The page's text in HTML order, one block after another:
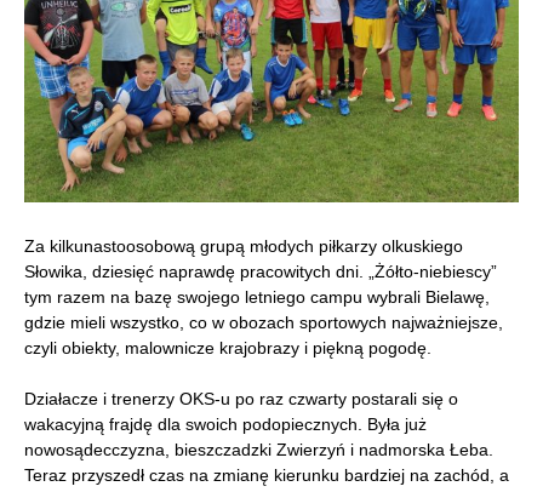
Za kilkunastoosobową grupą młodych piłkarzy olkuskiego
Słowika, dziesięć naprawdę pracowitych dni. „Żółto-niebiescy”
tym razem na bazę swojego letniego campu wybrali Bielawę,
gdzie mieli wszystko, co w obozach sportowych najważniejsze,
czyli obiekty, malownicze krajobrazy i piękną pogodę.
Działacze i trenerzy OKS-u po raz czwarty postarali się o
wakacyjną frajdę dla swoich podopiecznych. Była już
nowosądecczyzna, bieszczadzki Zwierzyń i nadmorska Łeba.
Teraz przyszedł czas na zmianę kierunku bardziej na zachód, a